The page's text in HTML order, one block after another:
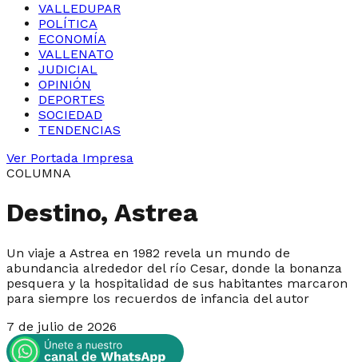
VALLEDUPAR
POLÍTICA
ECONOMÍA
VALLENATO
JUDICIAL
OPINIÓN
DEPORTES
SOCIEDAD
TENDENCIAS
Ver Portada Impresa
COLUMNA
Destino, Astrea
Un viaje a Astrea en 1982 revela un mundo de
abundancia alrededor del río Cesar, donde la bonanza
pesquera y la hospitalidad de sus habitantes marcaron
para siempre los recuerdos de infancia del autor
7 de julio de 2026